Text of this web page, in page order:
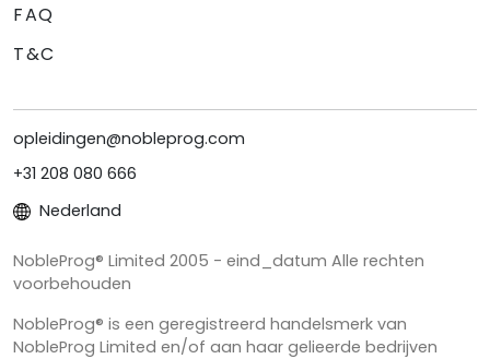
FAQ
T&C
opleidingen@nobleprog.com
+31 208 080 666
Nederland
NobleProg® Limited 2005 - eind_datum Alle rechten
voorbehouden
NobleProg® is een geregistreerd handelsmerk van
NobleProg Limited en/of aan haar gelieerde bedrijven